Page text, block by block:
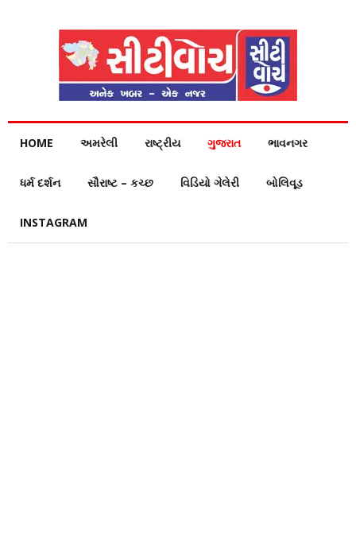
HOME અમરેલી રાષ્ટ્રીય ગુજરાત ભાવનગર
ધર્મ દર્શન સૌરાષ્ટ – કચ્છ વિડિયો ગેલેરી બોલિવૂડ
INSTAGRAM